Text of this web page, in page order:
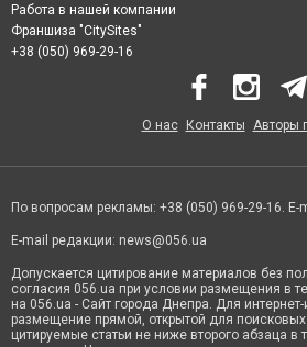
Работа в нашей компании
Франшиза "CitySites"
+38 (050) 969-29-16
О нас Контакты Авторы
По вопросам рекламы: +38 (050) 969-29-16. E-
E-mail редакции: news@056.ua
Допускается цитирование материалов без
согласия 056.ua при условии размещения в
на 056.ua - Сайт города Днепра. Для
размещение прямой, открытой для
цитируемые статьи не ниже второго абзаца в